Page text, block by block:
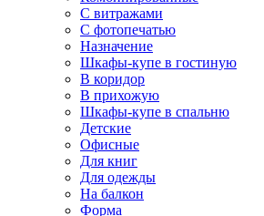
С витражами
С фотопечатью
Назначение
Шкафы-купе в гостиную
В коридор
В прихожую
Шкафы-купе в спальню
Детские
Офисные
Для книг
Для одежды
На балкон
Форма